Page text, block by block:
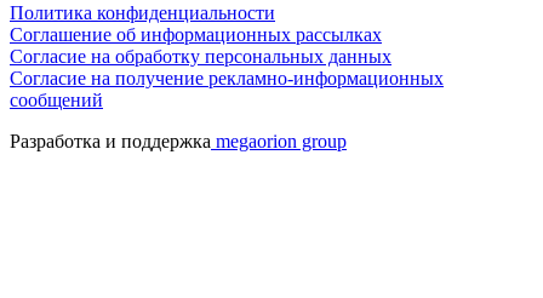
Политика конфиденциальности
Соглашение об информационных рассылках
Cогласие на обработку персональных данных
Согласие на получение рекламно-информационных
сообщений
Разработка и поддержка megaorion group